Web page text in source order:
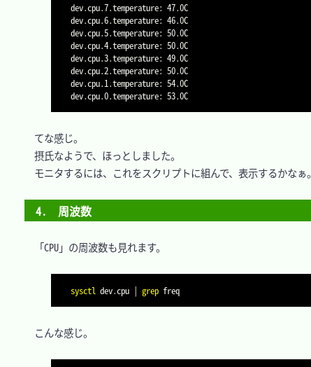
dev.cpu.7.temperature: 47.0C
dev.cpu.6.temperature: 46.0C
dev.cpu.5.temperature: 50.0C
dev.cpu.4.temperature: 50.0C
dev.cpu.3.temperature: 49.0C
dev.cpu.2.temperature: 50.0C
dev.cpu.1.temperature: 54.0C
dev.cpu.0.temperature: 53.0C
てな感じ。
摂氏なようで、ほっとしました。
モニタするには、これをスクリプトに組んで、表示するかなぁ。
4.　周波数
「CPU」の周波数も見れます。
sysctl dev.cpu | grep freq
こんな感じ。